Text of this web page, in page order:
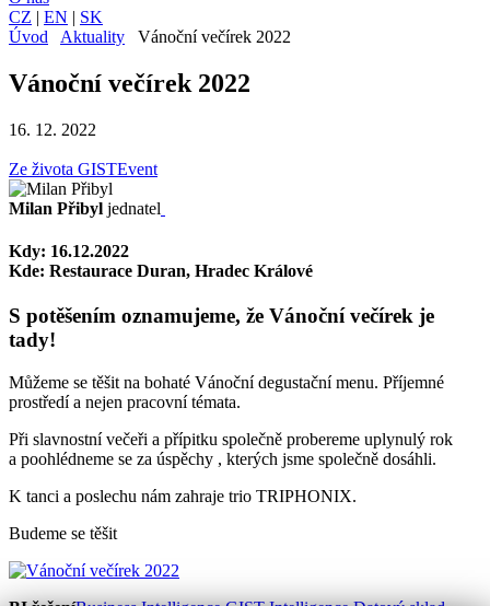
CZ | EN | SK
Úvod
Aktuality Vánoční večírek 2022
Vánoční večírek 2022
16. 12. 2022
Ze života GISTEvent
Milan Přibyl jednatel
Kdy: 16.12.2022
Kde: Restaurace Duran, Hradec Králové
S potěšením oznamujeme, že Vánoční večírek je
tady!
Můžeme se těšit na bohaté Vánoční degustační menu. Příjemné
prostředí a nejen pracovní témata.
Při slavnostní večeři a přípitku společně probereme uplynulý rok
a poohlédneme se za úspěchy , kterých jsme společně dosáhli.
K tanci a poslechu nám zahraje trio TRIPHONIX.
Budeme se těšit